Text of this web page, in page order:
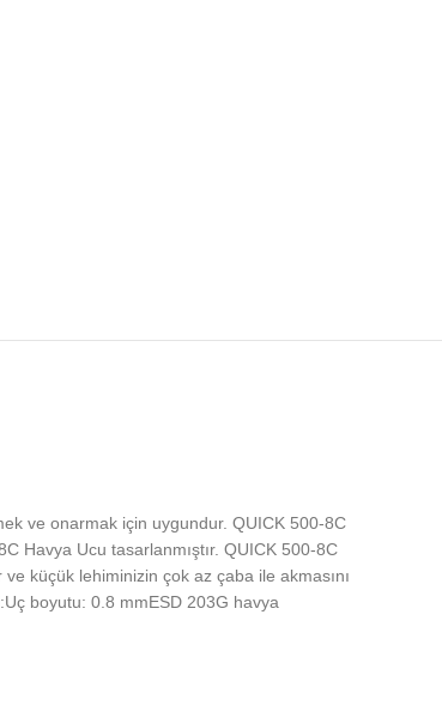
ve onarmak için uygundur. QUICK 500-8C
Havya Ucu tasarlanmıştır. QUICK 500-8C
küçük lehiminizin çok az çaba ile akmasını
boyutu: 0.8 mmESD 203G havya